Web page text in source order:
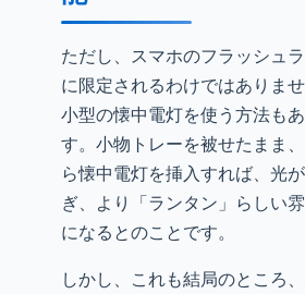
ただし、スマホのフラッシュ
に限定されるわけではありませ
小型の懐中電灯を使う方法も
す。小物トレーを被せたまま
ら懐中電灯を挿入すれば、光
ぎ、より「ランタン」らしい
になるとのことです。
しかし、これも結局のところ、